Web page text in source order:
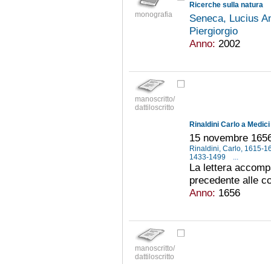
monografia
Ricerche sulla natura
Seneca, Lucius
Piergiorgio
Anno: 2002
manoscritto/
dattiloscritto
Rinaldini Carlo a
15 novembre
Rinaldini, Carlo, 1615-
1433-1499
...
La lettera
precedente alle
Anno: 1656
manoscritto/
dattiloscritto